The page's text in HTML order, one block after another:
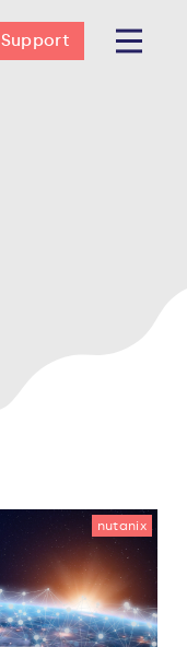
Support
nutanix